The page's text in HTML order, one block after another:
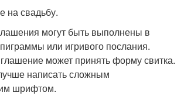
на свадьбу.
могут быть выполнены в
или игривого послания.
может принять форму свитка.
написать сложным
шрифтом.